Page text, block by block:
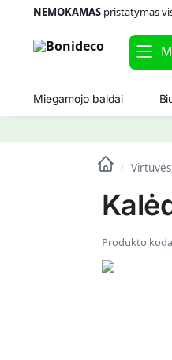
NEMOKAMASpristatymas
Miegamojo baldai
/
Produkto